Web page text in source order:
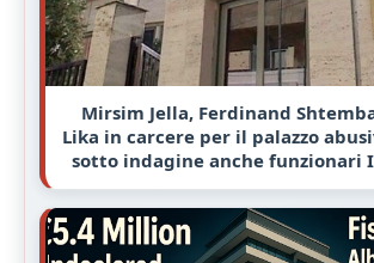
Mirsim Jella, Ferdinand
Lika in carcere per il palazzo
sotto indagine anche funzionari